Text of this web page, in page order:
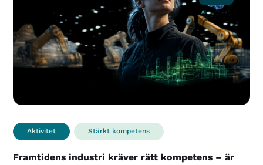
Aktivitet Stärkt kompetens
Framtidens industri kräver rätt kompetens – är